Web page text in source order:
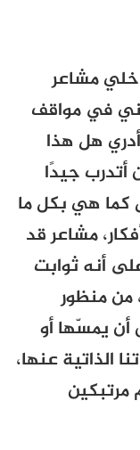
مشاعر
في مواقف
هل هذا
أتدرب جيدًا
كما هي بكل ما
مشاعر قد
أنه ثوابت
من منظور
أن يمسّها أو
الذاتية عنها،